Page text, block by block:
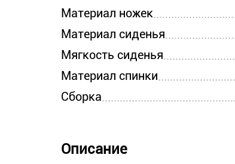
Материал ножек
Материал сиденья
Мягкость сиденья
Материал спинки
Сборка
Описание